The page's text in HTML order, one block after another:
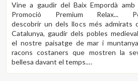
Vine a gaudir del Baix Empordà amb
Promoció Premium Relax...
descobrir un dels llocs més admirats
Catalunya, gaudir dels pobles
el nostre paisatge de mar i
racons costaners que mostren la
bellesa davant el temps.
Una nit en habitació doble.